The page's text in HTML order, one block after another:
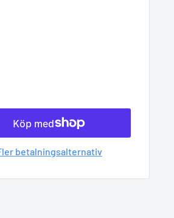
betalningsalternativ